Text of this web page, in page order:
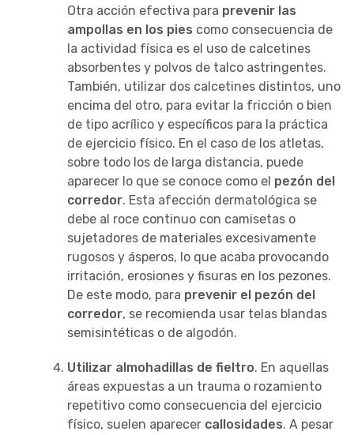
Otra acción efectiva para prevenir las
ampollas en los pies como consecuencia de
la actividad física es el uso de calcetines
absorbentes y polvos de talco astringentes.
También, utilizar dos calcetines distintos, uno
encima del otro, para evitar la fricción o bien
de tipo acrílico y específicos para la práctica
de ejercicio físico. En el caso de los atletas,
sobre todo los de larga distancia, puede
aparecer lo que se conoce como el pezón del
corredor. Esta afección dermatológica se
debe al roce continuo con camisetas o
sujetadores de materiales excesivamente
rugosos y ásperos, lo que acaba provocando
irritación, erosiones y fisuras en los pezones.
De este modo, para prevenir el pezón del
corredor, se recomienda usar telas blandas
semisintéticas o de algodón.
Utilizar almohadillas de fieltro. En aquellas
áreas expuestas a un trauma o rozamiento
repetitivo como consecuencia del ejercicio
físico, suelen aparecer callosidades. A pesar